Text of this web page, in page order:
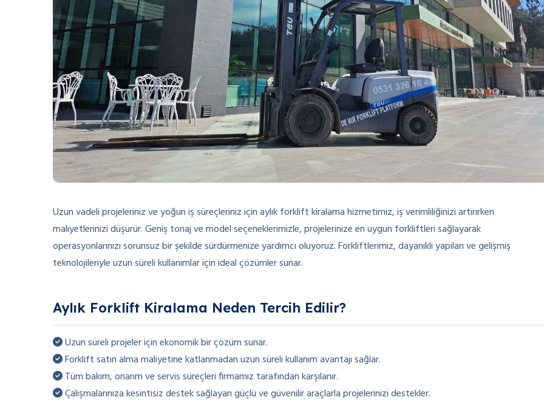
Uzun vadeli projeleriniz ve yoğun iş süreçleriniz için aylık forklift kiralama hizmetimiz, iş verimliliğinizi artırırken
maliyetlerinizi düşürür. Geniş tonaj ve model seçeneklerimizle, projelerinize en uygun forkliftleri sağlayarak
operasyonlarınızı sorunsuz bir şekilde sürdürmenize yardımcı oluyoruz. Forkliftlerimiz, dayanıklı yapıları ve gelişmiş
teknolojileriyle uzun süreli kullanımlar için ideal çözümler sunar.
Aylık Forklift Kiralama Neden Tercih Edilir?
Uzun süreli projeler için ekonomik bir çözüm sunar.
Forklift satın alma maliyetine katlanmadan uzun süreli kullanım avantajı sağlar.
Tüm bakım, onarım ve servis süreçleri firmamız tarafından karşılanır.
Çalışmalarınıza kesintisiz destek sağlayan güçlü ve güvenilir araçlarla projelerinizi destekler.